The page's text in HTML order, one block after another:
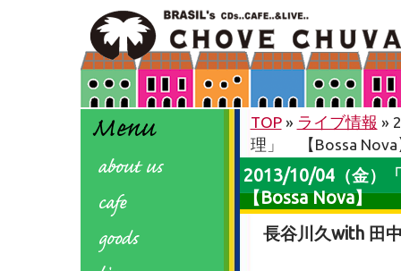
TOP» ライブ情報 »
理」 【Bossa Nova
2013/10/04（金）
【Bossa Nova】
長谷川久with 田